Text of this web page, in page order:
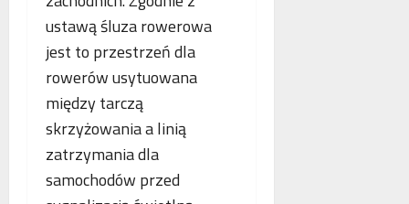
ustawą śluza rowerowa
jest to przestrzeń dla
rowerów usytuowana
między tarczą
skrzyżowania a linią
zatrzymania dla
samochodów przed